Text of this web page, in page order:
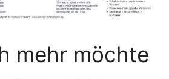
mehr möchte